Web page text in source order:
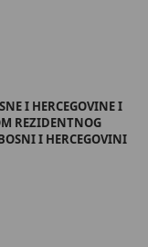
I HERCEGOVINE I
REZIDENTNOG
I HERCEGOVINI